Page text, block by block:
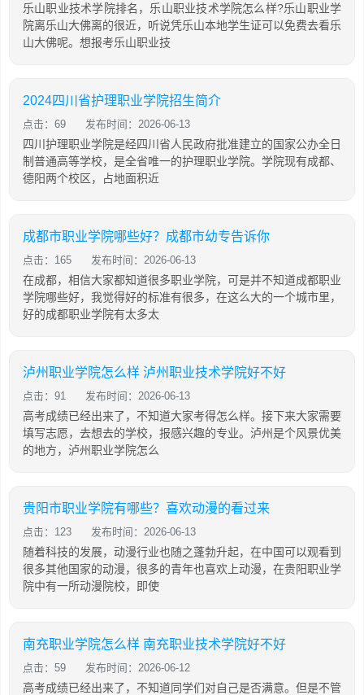
乐山职业技术学院排名，乐山职业技术学院怎么样?乐山职业学
院离乐山大佛离的很近，听说凭乐山本地学生证可以免费去看乐
山大佛呢。想报考乐山职业技
2024四川省护理职业学院招生简介
点击：69 发布时间：2026-06-13
四川护理职业学院是经四川省人民政府批准建立的国家公办全日
制普通高等学校，是全省唯一的护理职业学院。学院现有成都、
德阳两个校区，占地面积近
成都市职业学院哪些好？成都市幼专告诉你
点击：165 发布时间：2026-06-13
在成都，相信大家都知道很多职业学院，可是并不知道成都职业
学院哪些好，我觉得好的标准有很多，在这么大的一个城市里，
好的成都职业学院有太多太
泸州职业学院怎么样 泸州职业技术学院好不好
点击：91 发布时间：2026-06-13
高考成绩已经出来了，不知道大家考得怎么样。接下来大家需要
填写志愿，去想去的学校，报感兴趣的专业。泸州是个风景优美
的地方，泸州职业学院怎么
贵阳市职业学院有哪些？喜欢动漫的看过来
点击：123 发布时间：2026-06-13
随着科技的发展，动漫行业也随之蓬勃升起，在中国可以观看到
很多其他国家的动漫，很多的青年也喜欢上动漫，在贵阳职业学
院中有一所动漫院校，即使
南充职业学院怎么样 南充职业技术学院好不好
点击：59 发布时间：2026-06-12
高考成绩已经出来了，不知道同学们对自己是否满意。但是不管